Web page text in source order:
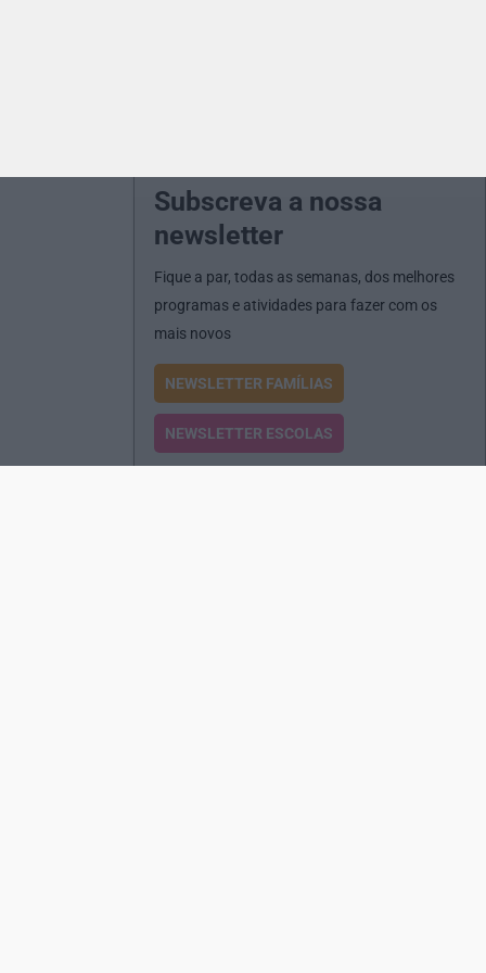
Subscreva a nossa
newsletter
Fique a par, todas as semanas, dos melhores
programas e atividades para fazer com os
mais novos
NEWSLETTER FAMÍLIAS
NEWSLETTER ESCOLAS